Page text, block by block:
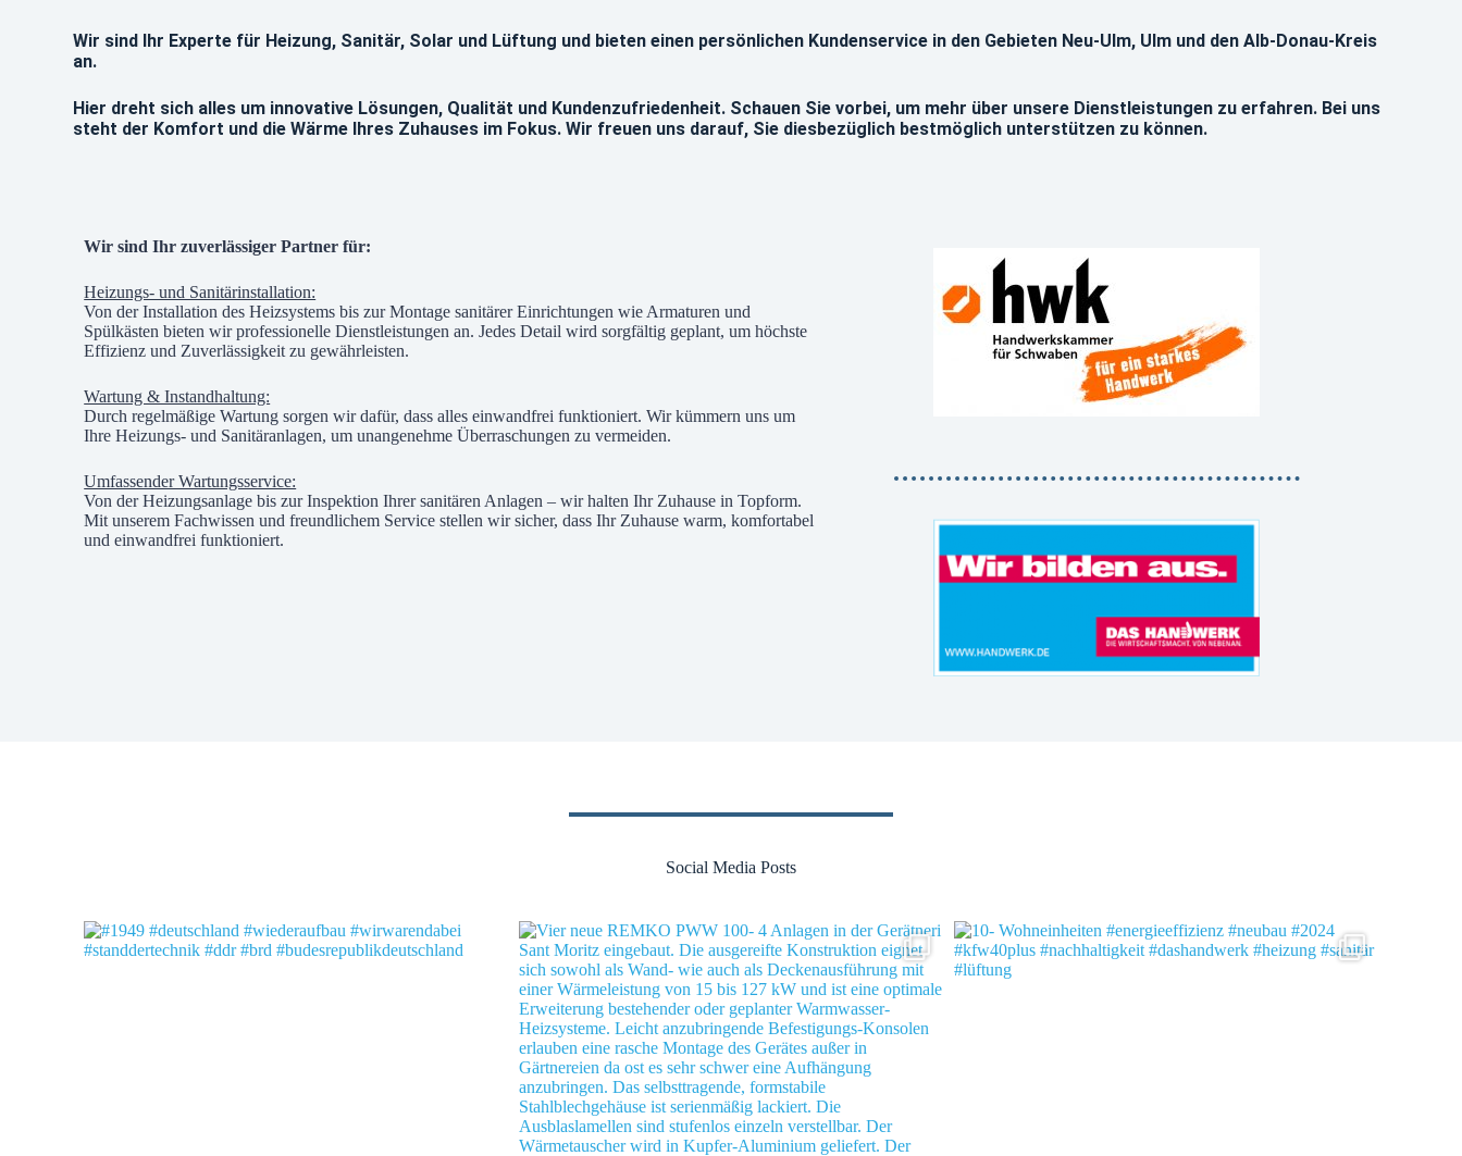
Wir sind Ihr Experte für Heizung, Sanitär, Solar und Lüftung und bieten einen persönlichen Kundenservice in den Gebieten Neu-Ulm, Ulm und den Alb-Donau-Kreis
an.
Hier dreht sich alles um innovative Lösungen, Qualität und Kundenzufriedenheit. Schauen Sie vorbei, um mehr über unsere Dienstleistungen zu erfahren. Bei uns
steht der Komfort und die Wärme Ihres Zuhauses im Fokus. Wir freuen uns darauf, Sie diesbezüglich bestmöglich unterstützen zu können.
Wir sind Ihr zuverlässiger Partner für:
Heizungs- und Sanitärinstallation:
Von der Installation des Heizsystems bis zur Montage sanitärer Einrichtungen wie Armaturen und
Spülkästen bieten wir professionelle Dienstleistungen an. Jedes Detail wird sorgfältig geplant, um höchste
Effizienz und Zuverlässigkeit zu gewährleisten.
Wartung & Instandhaltung:
Durch regelmäßige Wartung sorgen wir dafür, dass alles einwandfrei funktioniert. Wir kümmern uns um
Ihre Heizungs- und Sanitäranlagen, um unangenehme Überraschungen zu vermeiden.
Umfassender Wartungsservice:
Von der Heizungsanlage bis zur Inspektion Ihrer sanitären Anlagen – wir halten Ihr Zuhause in Topform.
Mit unserem Fachwissen und freundlichem Service stellen wir sicher, dass Ihr Zuhause warm, komfortabel
und einwandfrei funktioniert.
Social Media Posts